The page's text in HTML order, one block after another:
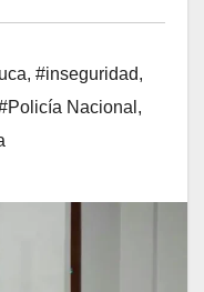
, #inseguridad,
Nacional ,